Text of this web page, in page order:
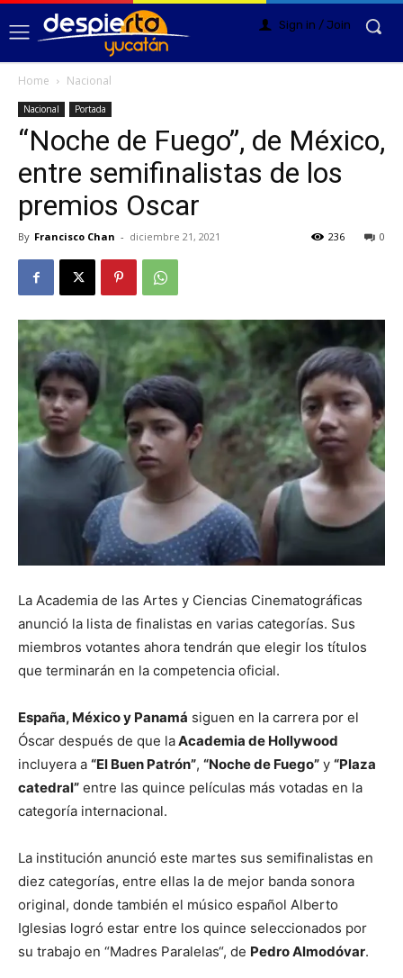
Sign in / Join
Home Nacional
Nacional Portada
“Noche de Fuego”, de México,
entre semifinalistas de los
premios Oscar
By Francisco Chan - diciembre 21, 2021 0
236
La Academia de las Artes y Ciencias Cinematográficas
anunció la lista de finalistas en varias categorías. Sus
miembros votantes ahora tendrán que elegir los títulos
que terminarán en la competencia oficial.
España, México y Panamá siguen en la carrera por el
Óscar después de que laAcademia de Hollywood
incluyera a “El Buen Patrón”, “Noche de Fuego” y “Plaza
catedral” entre las quince películas más votadas en la
categoría internacional.
La institución anunció este martes sus semifinalistas en
diez categorías, entre ellas la de mejor banda sonora
original, donde también el músico español Alberto
Iglesias logró estar entre los quince seleccionados por
su trabajo en “Madres Paralelas“, de Pedro Almodóvar.